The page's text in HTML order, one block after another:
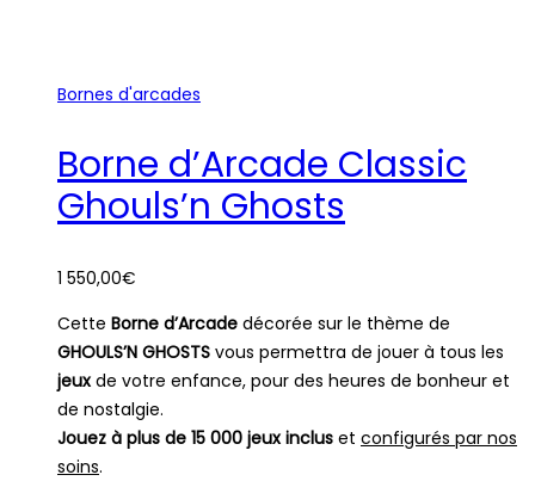
Bornes d'arcades
Borne d’Arcade Classic
Ghouls’n Ghosts
1 550,00€
Cette Borne d’Arcade décorée sur le thème de
GHOULS’N GHOSTS vous permettra de jouer à tous les
jeux de votre enfance, pour des heures de bonheur et
de nostalgie.
Jouez à plus de 15 000 jeux inclus et configurés par nos
soins.